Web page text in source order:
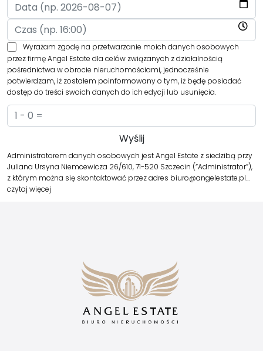
Wyrażam zgodę na przetwarzanie moich danych osobowych
przez firmę Angel Estate dla celów związanych z działalnością
pośrednictwa w obrocie nieruchomościami, jednocześnie
potwierdzam, iż zostałem poinformowany o tym, iż będę posiadać
dostęp do treści swoich danych do ich edycji lub usunięcia.
Administratorem danych osobowych jest Angel Estate z siedzibą przy
Juliana Ursyna Niemcewicza 26/610, 71-520 Szczecin (“Administrator”),
z którym można się skontaktować przez adres biuro@angelestate.pl…
czytaj więcej